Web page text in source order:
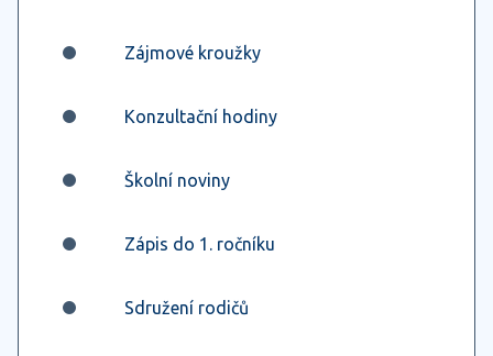
Zájmové kroužky
Konzultační hodiny
Školní noviny
Zápis do 1. ročníku
Sdružení rodičů